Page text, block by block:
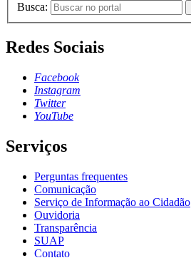
Busca:
Redes Sociais
Facebook
Instagram
Twitter
YouTube
Serviços
Perguntas frequentes
Comunicação
Serviço de Informação ao Cidadão
Ouvidoria
Transparência
SUAP
Contato